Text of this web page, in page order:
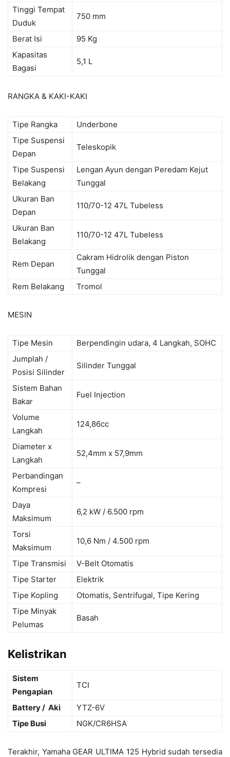
Tinggi Tempat
Duduk
750 mm
Berat Isi
95 Kg
Kapasitas
Bagasi
5,1 L
RANGKA & KAKI-KAKI
Tipe Rangka
Underbone
Tipe Suspensi
Depan
Teleskopik
Tipe Suspensi
Belakang
Lengan Ayun dengan Peredam Kejut
Tunggal
Ukuran Ban
Depan
110/70-12 47L Tubeless
Ukuran Ban
Belakang
110/70-12 47L Tubeless
Rem Depan
Cakram Hidrolik dengan Piston
Tunggal
Rem Belakang
Tromol
MESIN
Tipe Mesin
Berpendingin udara, 4 Langkah, SOHC
Jumplah /
Posisi Silinder
Silinder Tunggal
Sistem Bahan
Bakar
Fuel Injection
Volume
Langkah
124,86cc
Diameter x
Langkah
52,4mm x 57,9mm
Perbandingan
Kompresi
–
Daya
Maksimum
6,2 kW / 6.500 rpm
Torsi
Maksimum
10,6 Nm / 4.500 rpm
Tipe Transmisi
V-Belt Otomatis
Tipe Starter
Elektrik
Tipe Kopling
Otomatis, Sentrifugal, Tipe Kering
Tipe Minyak
Pelumas
Basah
Kelistrikan
Sistem
Pengapian
TCI
Battery / Aki
YTZ-6V
Tipe Busi
NGK/CR6HSA
Terakhir, Yamaha GEAR ULTIMA 125 Hybrid sudah tersedia